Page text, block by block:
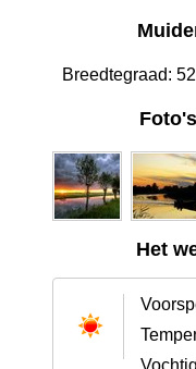
Breedtegraad:
Het